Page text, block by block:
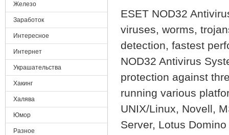
ESET NOD32
viruses, worms,
detection, fastest
NOD32 Antivirus
protection against
running various
UNIX/Linux, Novell,
Server, Lotus
Железо
Заработок
Интересное
Интернет
Украшательства
Хакинг
Халява
Юмор
Разное